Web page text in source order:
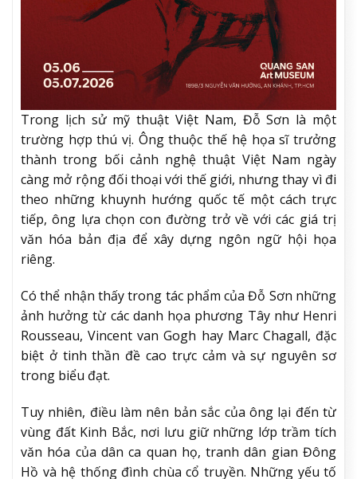
Trong lịch sử mỹ thuật Việt Nam, Đỗ Sơn là một
trường hợp thú vị. Ông thuộc thế hệ họa sĩ trưởng
thành trong bối cảnh nghệ thuật Việt Nam ngày
càng mở rộng đối thoại với thế giới, nhưng thay vì đi
theo những khuynh hướng quốc tế một cách trực
tiếp, ông lựa chọn con đường trở về với các giá trị
văn hóa bản địa để xây dựng ngôn ngữ hội họa
riêng.
Có thể nhận thấy trong tác phẩm của Đỗ Sơn những
ảnh hưởng từ các danh họa phương Tây như Henri
Rousseau, Vincent van Gogh hay Marc Chagall, đặc
biệt ở tinh thần đề cao trực cảm và sự nguyên sơ
trong biểu đạt.
Tuy nhiên, điều làm nên bản sắc của ông lại đến từ
vùng đất Kinh Bắc, nơi lưu giữ những lớp trầm tích
văn hóa của dân ca quan họ, tranh dân gian Đông
Hồ và hệ thống đình chùa cổ truyền. Những yếu tố